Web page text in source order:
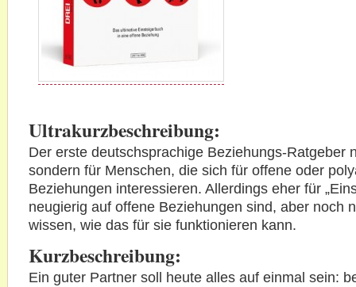
Ultrakurzbeschreibung:
Der erste deutschsprachige Beziehungs-Ratgeber
sondern für Menschen, die sich für offene oder
Beziehungen interessieren. Allerdings eher für
neugierig auf offene Beziehungen sind, aber noch
wissen, wie das für sie funktionieren kann.
Kurzbeschreibung:
Ein guter Partner soll heute alles auf einmal sein: